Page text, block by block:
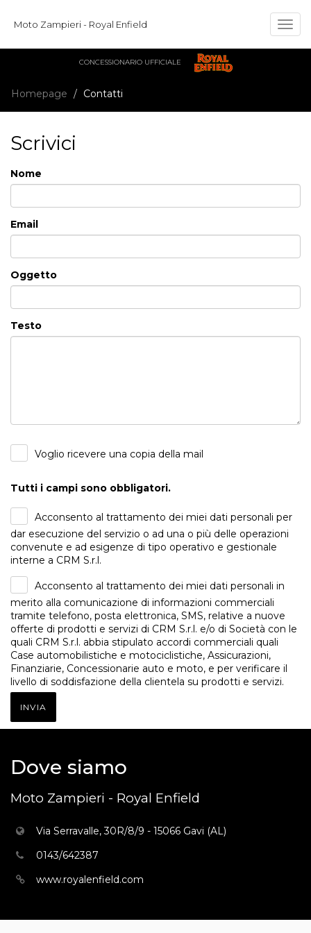
Moto Zampieri - Royal Enfield
CONCESSIONARIO UFFICIALE
Homepage Contatti
Scrivici
Nome
Email
Oggetto
Testo
Voglio ricevere una copia della mail
Tutti i campi sono obbligatori.
Acconsento al trattamento dei miei dati personali per
dar esecuzione del servizio o ad una o più delle operazioni
convenute e ad esigenze di tipo operativo e gestionale
interne a CRM S.r.l.
Acconsento al trattamento dei miei dati personali in
merito alla comunicazione di informazioni commerciali
tramite telefono, posta elettronica, SMS, relative a nuove
offerte di prodotti e servizi di CRM S.r.l. e/o di Società con le
quali CRM S.r.l. abbia stipulato accordi commerciali quali
Case automobilistiche e motociclistiche, Assicurazioni,
Finanziarie, Concessionarie auto e moto, e per verificare il
livello di soddisfazione della clientela su prodotti e servizi.
INVIA
Dove siamo
Moto Zampieri - Royal Enfield
Via Serravalle, 30R/8/9 - 15066 Gavi (AL)
0143/642387
www.royalenfield.com